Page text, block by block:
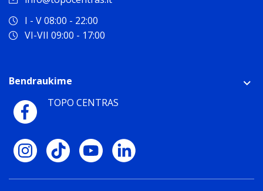
I - V 08:00 - 22:00
VI-VII 09:00 - 17:00
Bendraukime
TOPO CENTRAS